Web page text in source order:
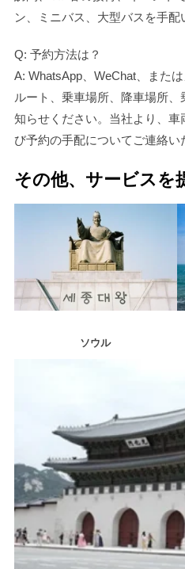
ン、ミニバス、大型バスを手配
Q: 予約方法は？
A: WhatsApp、WeChat、また
ルート、乗車場所、降車場所
知らせください。当社より、車
び予約の手配についてご連絡い
その他、サービスを
ソウル